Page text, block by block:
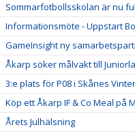
Sommarfotbollsskolan är nu
Informationsmöte - Uppstart
GameInsight ny
Åkarp söker målvakt till
3:e plats för P08 i Skånes
Köp ett Åkarp IF & Co Meal på
Årets Julhälsning